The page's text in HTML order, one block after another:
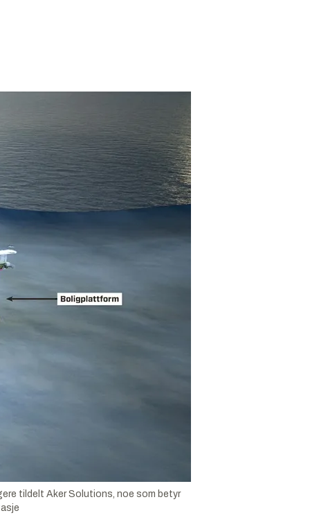
tildelt Aker Solutions, noe som betyr